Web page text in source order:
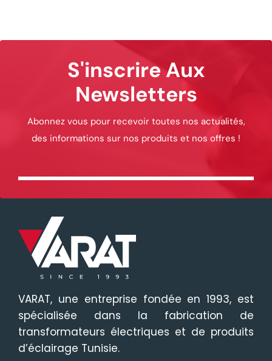
S'inscrire Aux
Newsletters
Abonnez vous pour recevoir toutes nos actualités,
des informations sur nos produits et nos offres !
VARAT, une entreprise fondée en 1993, est
spécialisée dans la fabrication de
transformateurs électriques et de produits
d’éclairage Tunisie.